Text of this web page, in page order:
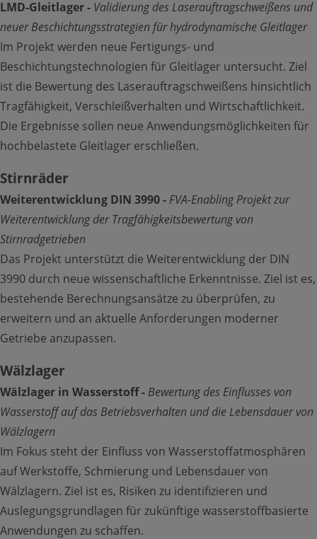
LMD-Gleitlager - Validierung des Laserauftragschweißens und
neuer Beschichtungsstrategien für hydrodynamische Gleitlager
Im Projekt werden neue Fertigungs- und
Beschichtungstechnologien für Gleitlager untersucht. Ziel
ist die Bewertung des Laserauftragschweißens hinsichtlich
Tragfähigkeit, Verschleißverhalten und Wirtschaftlichkeit.
Die Ergebnisse sollen neue Anwendungsmöglichkeiten für
hochbelastete Gleitlager erschließen.
Stirnräder
Weiterentwicklung DIN 3990 - FVA-Enabling Projekt zur
Weiterentwicklung der Tragfähigkeitsbewertung von
Stirnradgetrieben
Das Projekt unterstützt die Weiterentwicklung der DIN
3990 durch neue wissenschaftliche Erkenntnisse. Ziel ist es,
bestehende Berechnungsansätze zu überprüfen, zu
erweitern und an aktuelle Anforderungen moderner
Getriebe anzupassen.
Wälzlager
Wälzlager in Wasserstoff - Bewertung des Einflusses von
Wasserstoff auf das Betriebsverhalten und die Lebensdauer von
Wälzlagern
Im Fokus steht der Einfluss von Wasserstoffatmosphären
auf Werkstoffe, Schmierung und Lebensdauer von
Wälzlagern. Ziel ist es, Risiken zu identifizieren und
Auslegungsgrundlagen für zukünftige wasserstoffbasierte
Anwendungen zu schaffen.
Richtlinien
Anfahrt
English
THEMIS
Mitglied werden
Newsletter